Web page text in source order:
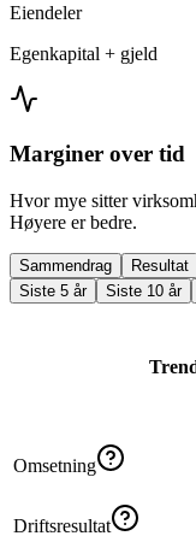
Eiendeler
Egenkapital + gjeld
Marginer over tid
Hvor mye sitter
Høyere er bedre.
Sammendrag Resultat
Siste 5 år
Siste 10 år
Omsetning
Driftsresultat